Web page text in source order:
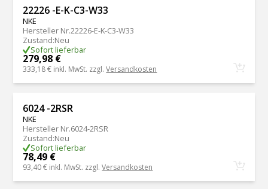
22226 -E-K-C3-W33
NKE
Hersteller Nr.22226-E-K-C3-W33
Zustand:Neu
Sofort lieferbar
279,98 €
333,18 € inkl. MwSt. zzgl.Versandkosten
6024 -2RSR
NKE
Hersteller Nr.6024-2RSR
Zustand:Neu
Sofort lieferbar
78,49 €
93,40 € inkl. MwSt. zzgl.Versandkosten